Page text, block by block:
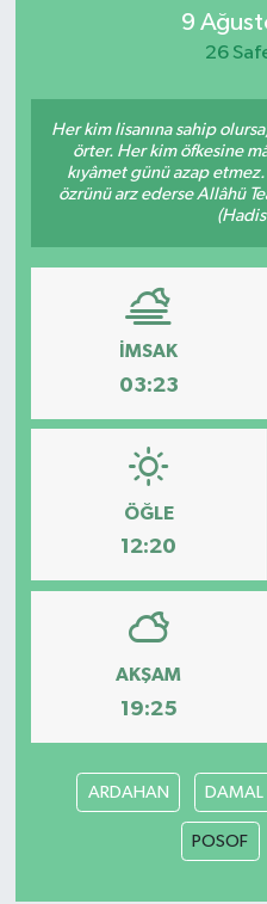
9
26
Her kim lisanına sahip
örter. Her kim öfkesine
kıyâmet günü azap
özrünü arz ederse Allâhü
İMSAK
03:23
ÖĞLE
12:20
AKŞAM
19:25
ARDAHAN DAMAL
POSOF
Teknoloji
TRABZON